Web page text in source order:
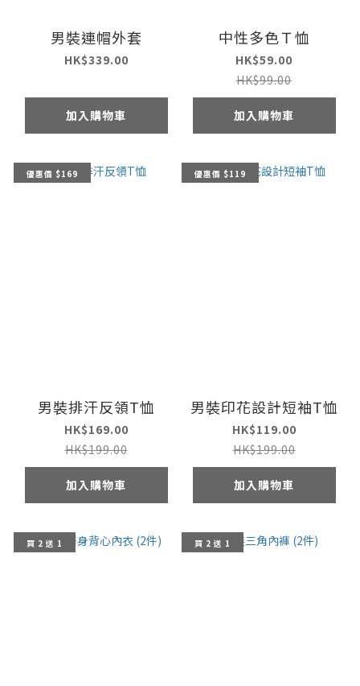
男裝連帽外套
HK$339.00
加入購物車
中性多色Ｔ恤
HK$59.00
HK$99.00
加入購物車
優惠價 $169
男裝排汗反領T恤
HK$169.00
HK$199.00
加入購物車
優惠價 $119
男裝印花設計短袖T恤
HK$119.00
HK$199.00
加入購物車
買 2 送 1 買 2 送 1